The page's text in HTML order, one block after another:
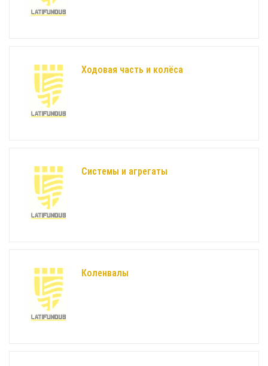
Ходовая часть и колёса
Системы и агрегаты
Коленвалы